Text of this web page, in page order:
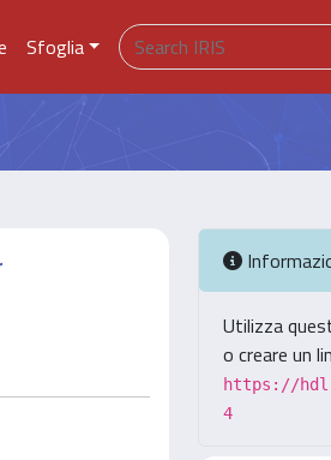
Sfoglia
Utilizza
o creare un
https://
4